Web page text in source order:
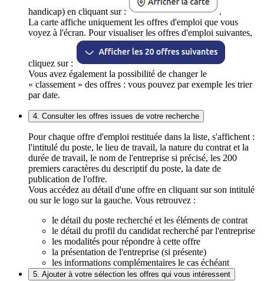
handicap) en cliquant sur :
.
La carte affiche uniquement les offres d'emploi que vous
voyez à l'écran. Pour visualiser les offres d'emploi suivantes,
cliquez sur :
Vous avez également la possibilité de changer le
« classement » des offres : vous pouvez par exemple les trier
par date.
4. Consulter les offres issues de votre recherche
Pour chaque offre d'emploi restituée dans la liste, s'affichent :
l'intitulé du poste, le lieu de travail, la nature du contrat et la
durée de travail, le nom de l'entreprise si précisé, les 200
premiers caractères du descriptif du poste, la date de
publication de l'offre.
Vous accédez au détail d'une offre en cliquant sur son intitulé
ou sur le logo sur la gauche. Vous retrouvez :
le détail du poste recherché et les éléments de contrat
le détail du profil du candidat recherché par l'entreprise
les modalités pour répondre à cette offre
la présentation de l'entreprise (si présente)
les informations complémentaires le cas échéant
5. Ajouter à votre sélection les offres qui vous intéressent